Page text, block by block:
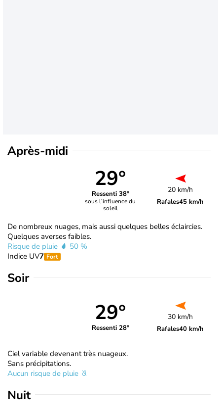
Après-midi
29°
Ressenti 38°
sous l’influence du
soleil
20 km/h
Rafales45 km/h
De nombreux nuages, mais aussi quelques belles éclaircies.
Quelques averses faibles.
Risque de pluie
50 %
Indice UV7 Fort
Soir
29°
Ressenti 28°
30 km/h
Rafales40 km/h
Ciel variable devenant très nuageux.
Sans précipitations.
Aucun risque de pluie
Nuit